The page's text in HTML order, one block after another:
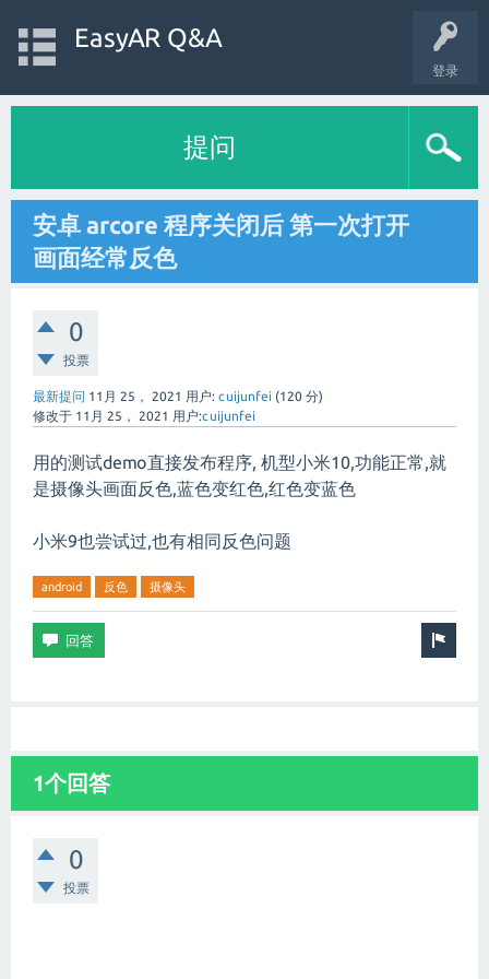
登录
EasyAR Q&A
提问
安卓 arcore 程序关闭后 第一次打开
画面经常反色
0
投票
最新提问 11月 25， 2021 用户: cuijunfei (120 分)
修改于 11月 25， 2021 用户:cuijunfei
用的测试demo直接发布程序, 机型小米10,功能正常,就
是摄像头画面反色,蓝色变红色,红色变蓝色
小米9也尝试过,也有相同反色问题
android 反色 摄像头
1个回答
0
投票